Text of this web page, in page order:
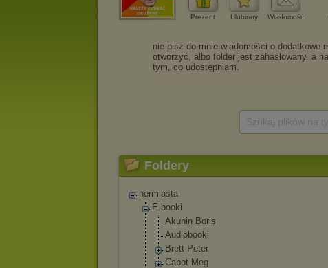
Prezent Ulubiony Wiadomość
Foldery
hermiasta
E-booki
Akunin Boris
Audiobooki
Brett Peter
Cabot Meg